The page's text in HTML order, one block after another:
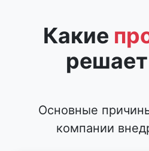
Какие
Основные
компании